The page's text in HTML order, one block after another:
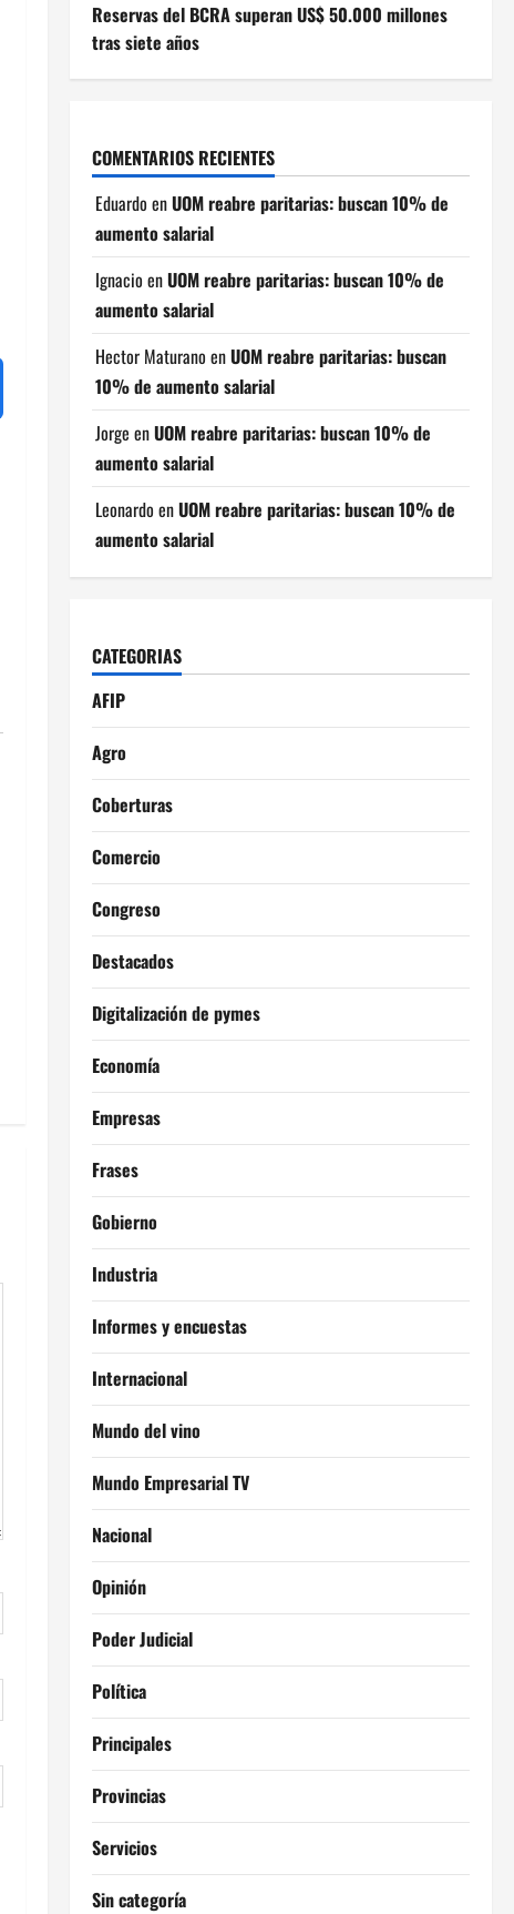
Reservas del BCRA superan US$ 50.000 millones
tras siete años
COMENTARIOS RECIENTES
Eduardo enUOM reabre paritarias: buscan 10% de
aumento salarial
Ignacio enUOM reabre paritarias: buscan 10% de
aumento salarial
Hector Maturano enUOM reabre paritarias: buscan
10% de aumento salarial
Jorge enUOM reabre paritarias: buscan 10% de
aumento salarial
Leonardo enUOM reabre paritarias: buscan 10% de
aumento salarial
CATEGORIAS
AFIP
Agro
Coberturas
Comercio
Congreso
Destacados
Digitalización de pymes
Economía
Empresas
Frases
Gobierno
Industria
Informes y encuestas
Internacional
Mundo del vino
Mundo Empresarial TV
Nacional
Opinión
Poder Judicial
Política
Principales
Provincias
Servicios
Sin categoría